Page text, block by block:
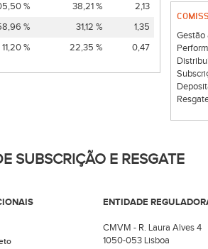
% 38,21 %
2,13
% 31,12 %
1,35
11,20 % 22,35 % 0,47
Gestão
SUBSCRIÇÃO E RESGATE
ENTIDADE
CMVM - R. Laura Alves 4
1050-053 Lisboa